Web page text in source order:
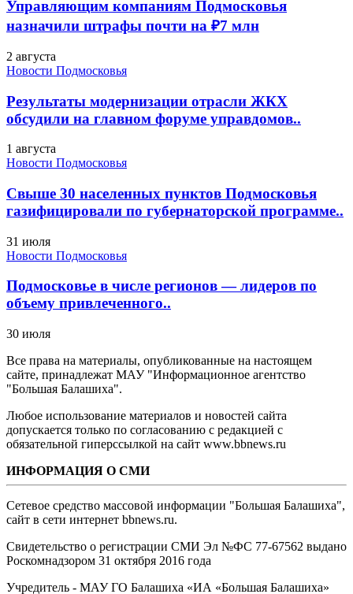
Управляющим компаниям Подмосковья
назначили штрафы почти на ₽7 млн
2 августа
Новости Подмосковья
Результаты модернизации отрасли ЖКХ
обсудили на главном форуме управдомов..
1 августа
Новости Подмосковья
Свыше 30 населенных пунктов Подмосковья
газифицировали по губернаторской программе..
31 июля
Новости Подмосковья
Подмосковье в числе регионов — лидеров по
объему привлеченного..
30 июля
Все права на материалы, опубликованные на настоящем
сайте, принадлежат МАУ "Информационное агентство
"Большая Балашиха".
Любое использование материалов и новостей сайта
допускается только по согласованию с редакцией с
обязательной гиперссылкой на сайт www.bbnews.ru
ИНФОРМАЦИЯ О СМИ
Сетевое средство массовой информации "Большая Балашиха",
сайт в сети интернет bbnews.ru.
Свидетельство о регистрации СМИ Эл №ФС ‎77-67562 выдано
Роскомнадзором 31 октября 2016 года
Учредитель - МАУ ГО Балашиха «ИА «Большая Балашиха»